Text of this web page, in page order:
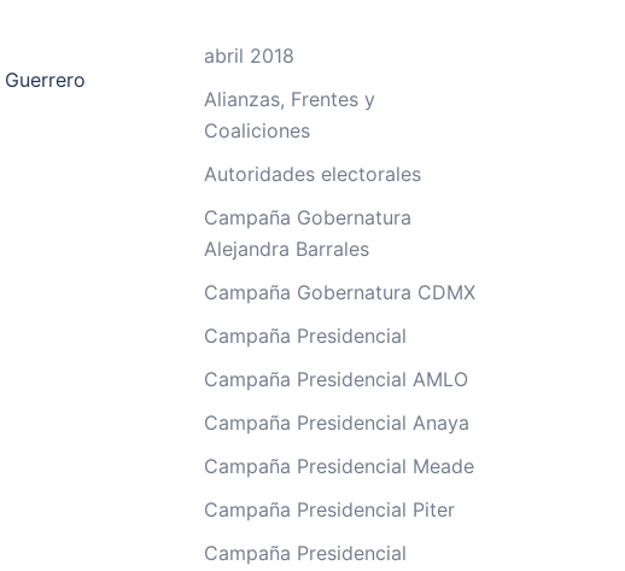
abril 2018
Alianzas, Frentes y
Coaliciones
Autoridades electorales
Campaña Gobernatura
Alejandra Barrales
Campaña Gobernatura CDMX
Campaña Presidencial
Campaña Presidencial AMLO
Campaña Presidencial Anaya
Campaña Presidencial Meade
Campaña Presidencial Piter
Campaña Presidencial